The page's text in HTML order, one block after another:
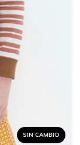
SIN CAMBIO